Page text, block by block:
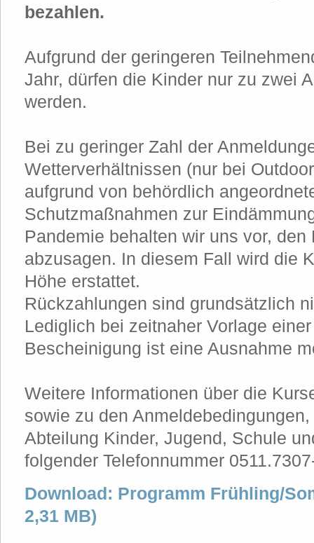
bezahlen.
Aufgrund der geringeren
Jahr, dürfen die Kinder nur zu zwei
werden.
Bei zu geringer Zahl der
Wetterverhältnissen (nur bei
aufgrund von behördlich
Schutzmaßnahmen zur
Pandemie behalten wir uns vor,
abzusagen. In diesem Fall wird die
Höhe erstattet.
Rückzahlungen sind grundsätzlich
Lediglich bei zeitnaher Vorlage
Bescheinigung ist eine Ausnahme
Weitere Informationen über die
sowie zu den
Abteilung Kinder, Jugend, Schule
folgender Telefonnummer
Download: Programm Frühling/
2,31 MB)